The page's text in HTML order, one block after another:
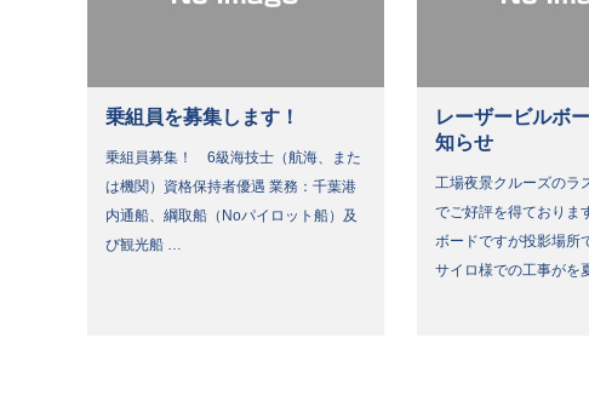
乗組員を募集します！
乗組員募集！ 6級海技士（航海、また
は機関）資格保持者優遇 業務：千葉港
内通船、綱取船（Noパイロット船）及
び観光船 …
レーザービルボ
知らせ
工場夜景クルーズのラ
でご好評を得ておりま
ボードですが投影場所
サイロ様での工事がを